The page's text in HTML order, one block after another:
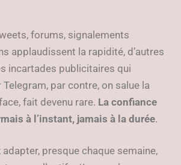
forums, signalements
applaudissent la rapidité, d’autres
incartades publicitaires qui
par contre, on salue la
fait devenu rare. La confiance
à l’instant, jamais à la durée.
adapter, presque chaque semaine,